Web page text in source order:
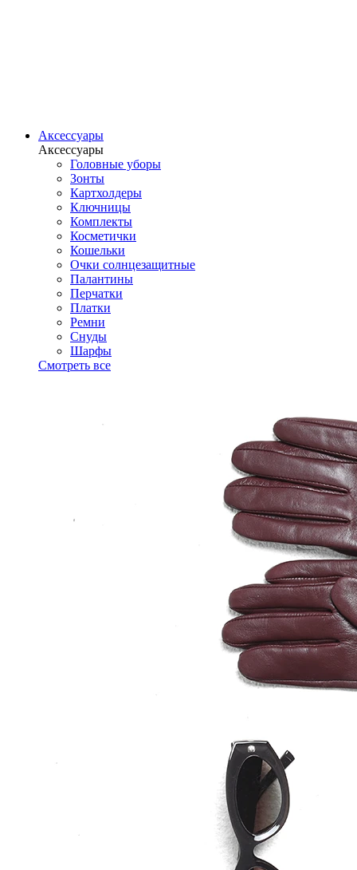
Аксессуары
Аксессуары
Головные уборы
Зонты
Картхолдеры
Ключницы
Комплекты
Косметички
Кошельки
Очки солнцезащитные
Палантины
Перчатки
Платки
Ремни
Снуды
Шарфы
Смотреть все